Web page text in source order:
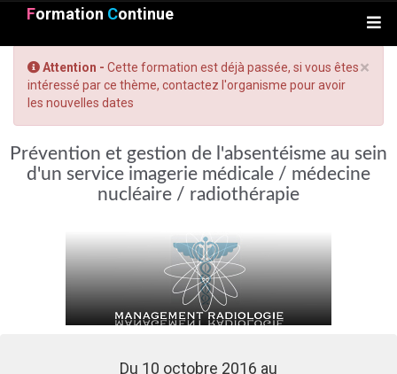
Formation Continue
×
Attention - Cette formation est déjà passée, si vous êtes
intéressé par ce thème, contactez l'organisme pour avoir
les nouvelles dates
Prévention et gestion de l'absentéisme au sein
d'un service imagerie médicale / médecine
nucléaire / radiothérapie
Du 10 octobre 2016 au